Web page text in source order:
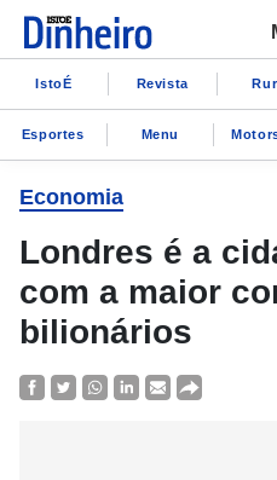
IstoÉ Revista
Esportes Menu
Economia
Londres é a
com a maior
bilionários